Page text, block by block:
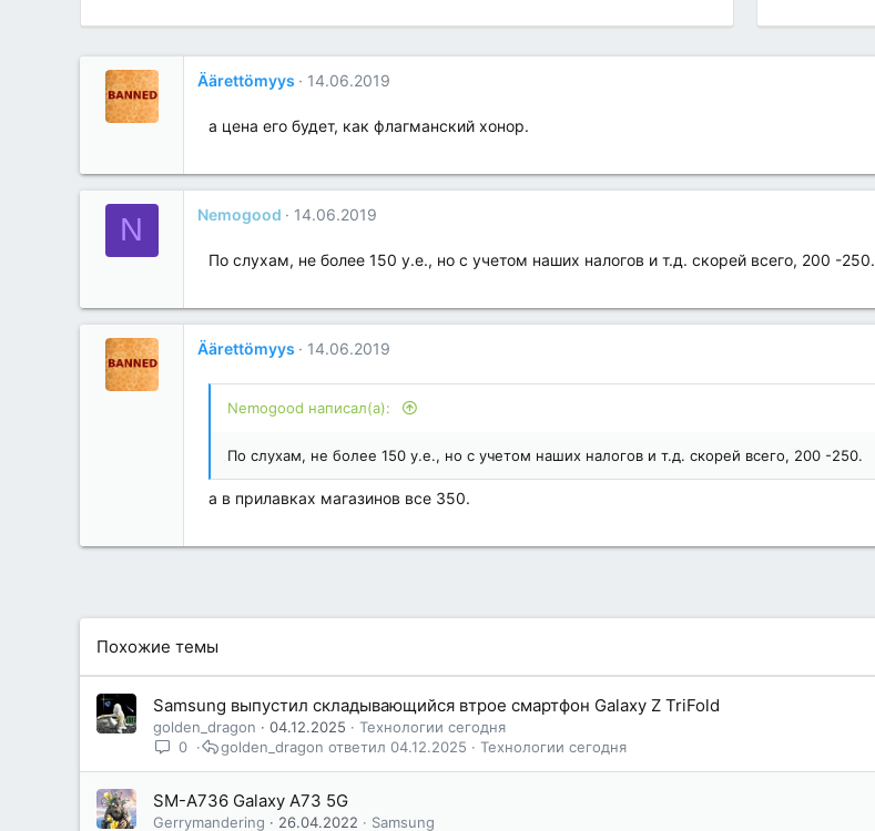
Äärettömyys 14.06.2019
а цена его будет, как флагманский хонор.
N Nemogood 14.06.2019
По слухам, не более 150 у.е., но с учетом наших налогов и т.д. скорей всего, 200 -250.
Äärettömyys 14.06.2019
Nemogood написал(а):
По слухам, не более 150 у.е., но с учетом наших налогов и т.д. скорей всего, 200 -250.
а в прилавках магазинов все 350.
Похожие темы
Samsung выпустил складывающийся втрое смартфон Galaxy Z TriFold
golden_dragon 04.12.2025
Технологии сегодня
0
Технологии сегодня
04.12.2025
golden_dragon
SM-A736 Galaxy A73 5G
Gerrymandering 26.04.2022
Samsung